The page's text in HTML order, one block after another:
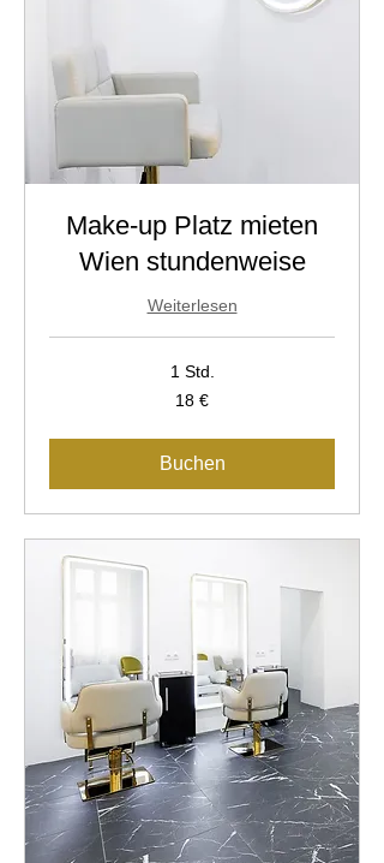
Make-up Platz mieten
Wien stundenweise
Weiterlesen
1 Std.
18 €
Buchen